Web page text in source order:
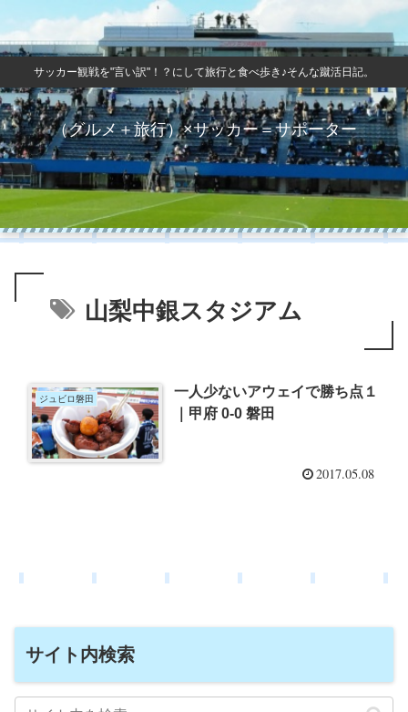
サッカー観戦を"言い訳"！？にして旅行と食べ歩き♪そんな蹴活日記。
（グルメ＋旅行）×サッカー＝サポーター
山梨中銀スタジアム
ジュビロ磐田
一人少ないアウェイで勝ち点１
｜甲府 0-0 磐田
2017.05.08
サイト内検索